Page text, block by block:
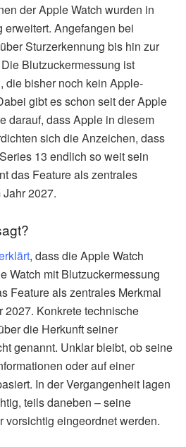
der Apple Watch wurden in
erweitert. Angefangen bei
Sturzerkennung bis hin zur
Blutzuckermessung ist
die bisher noch kein Apple-
gibt es schon seit der Apple
darauf, dass Apple in diesem
sich die Anzeichen, dass
13 endlich so weit sein
das Feature als zentrales
2027.
, dass die Apple Watch
Watch mit Blutzuckermessung
Feature als zentrales Merkmal
2027. Konkrete technische
die Herkunft seiner
genannt. Unklar bleibt, ob seine
oder auf einer
In der Vergangenheit lagen
teils daneben – seine
vorsichtig eingeordnet werden.